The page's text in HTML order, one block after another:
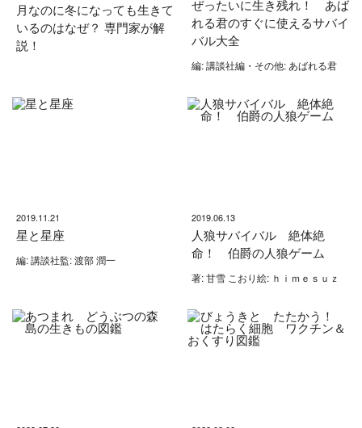
月なのに冬になっても生きて
いるのはなぜ？ 専門家が解
説！
ぜったいに生き残れ！ あば
れる君のすぐに使えるサバイ
バル大全
編: 講談社編・その他: あばれる君
2019.11.21
星と星座
編: 講談社監: 渡部 潤一
2019.06.13
人狼サバイバル 絶体絶
命！ 伯爵の人狼ゲーム
著: 甘雪 こおり絵: ｈｉｍｅｓｕｚ